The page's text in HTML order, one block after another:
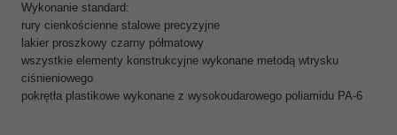
Wykonanie standard:
rury cienkościenne stalowe precyzyjne
lakier proszkowy czarny półmatowy
wszystkie elementy konstrukcyjne wykonane metodą wtrysku
ciśnieniowego
pokrętła plastikowe wykonane z wysokoudarowego poliamidu PA-6